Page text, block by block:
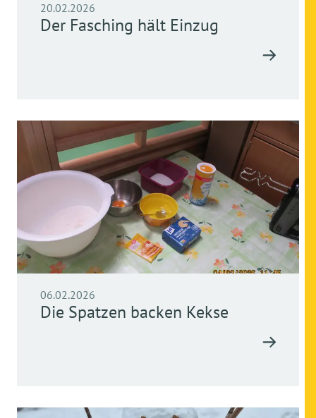
20.02.2026
Der Fasching hält Einzug
06.02.2026
Die Spatzen backen Kekse